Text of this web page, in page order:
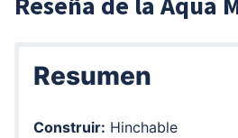
Resumen
Construir: Hinchable